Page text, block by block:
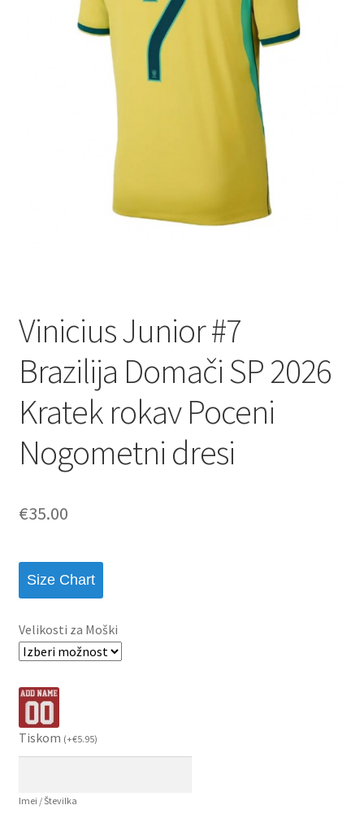
Vinicius Junior #7
Brazilija Domači SP 2026
Kratek rokav Poceni
Nogometni dresi
€35.00
Size Chart
Velikosti za Moški
Tiskom (+€5.95)
Imei / Številka